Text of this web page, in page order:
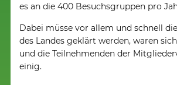
es an die 400 Besuchsgruppen pro
Dabei müsse vor allem und schnell
des Landes geklärt werden, waren
und die Teilnehmenden der
einig.